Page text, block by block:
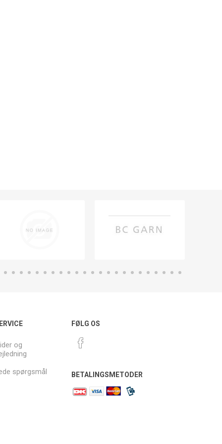
og
spørgsmål
FØLG OS
BETALINGSMETODER